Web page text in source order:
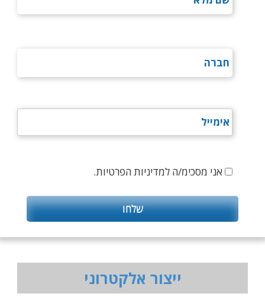
אני מסכימ/ה למדיניות הפרטיות.
ייצור אלקטרוני